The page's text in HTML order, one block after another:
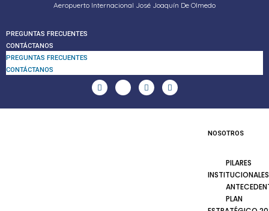
Aeropuerto Internacional José Joaquín De Olmedo
PREGUNTAS FRECUENTES
CONTÁCTANOS
PREGUNTAS FRECUENTES
CONTÁCTANOS
NOSOTROS
PILARES
INSTITUCIONALES
PLAN